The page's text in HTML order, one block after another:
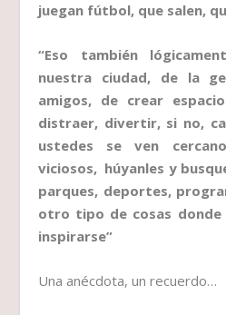
juegan fútbol, que salen,
“Eso también
nuestra ciudad, de la
amigos, de crear
distraer, divertir, si no,
ustedes se ven
viciosos, húyanles y
parques, deportes,
otro tipo de cosas donde
inspirarse”
Una anécdota, un recuerdo…